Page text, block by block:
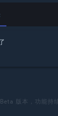
版本，功能持